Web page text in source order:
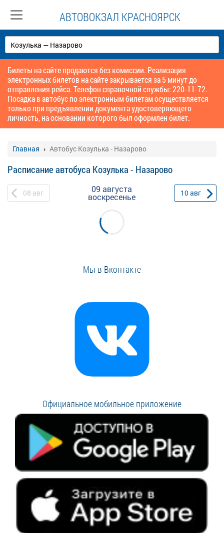
АВТОВОКЗАЛ КРАСНОЯРСК
Билеты на сайте продаются без комиссии. Реализация
электронных билетов на сайте закрывается за 5 минут до
отправления рейса. Телефон справочной службы: 220-11-72.
Посадка в автобус по электронным билетам осуществляется
только при предъявлении документа удостоверяющего
личность, на основании которого был оформлен билет.
Главная Автобус Козулька - Назарово
Расписание автобуса Козулька - Назарово
08 авг 09 августа
воскресенье 10авг
Мы в Вконтакте
Официальное мобильное приложение